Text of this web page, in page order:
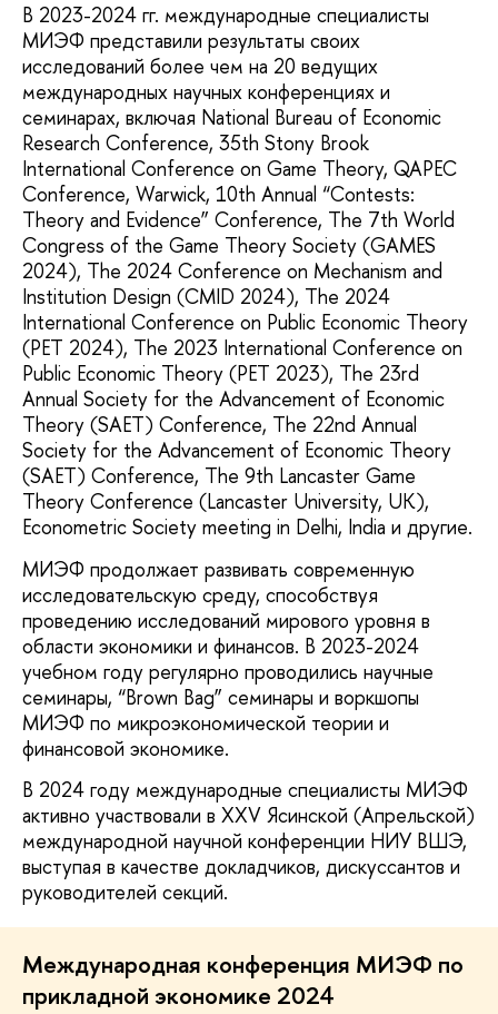
В 2023-2024 гг. международные специалисты
МИЭФ представили результаты своих
исследований более чем на 20 ведущих
международных научных конференциях и
семинарах, включая National Bureau of Economic
Research Conference, 35th Stony Brook
International Conference on Game Theory, QAPEC
Conference, Warwick, 10th Annual “Contests:
Theory and Evidence” Conference, The 7th World
Congress of the Game Theory Society (GAMES
2024), The 2024 Conference on Mechanism and
Institution Design (CMID 2024), The 2024
International Conference on Public Economic Theory
(PET 2024), The 2023 International Conference on
Public Economic Theory (PET 2023), The 23rd
Annual Society for the Advancement of Economic
Theory (SAET) Conference, The 22nd Annual
Society for the Advancement of Economic Theory
(SAET) Conference, The 9th Lancaster Game
Theory Conference (Lancaster University, UK),
Econometric Society meeting in Delhi, India и другие.
МИЭФ продолжает развивать современную
исследовательскую среду, способствуя
проведению исследований мирового уровня в
области экономики и финансов. В 2023-2024
учебном году регулярно проводились научные
семинары, “Brown Bag” семинары и воркшопы
МИЭФ по микроэкономической теории и
финансовой экономике.
В 2024 году международные специалисты МИЭФ
активно участвовали в XXV Ясинской (Апрельской)
международной научной конференции НИУ ВШЭ,
выступая в качестве докладчиков, дискуссантов и
руководителей секций.
Международная конференция МИЭФ по
прикладной экономике 2024